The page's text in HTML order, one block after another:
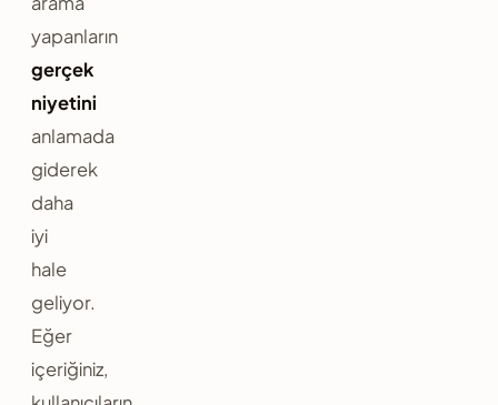
yapanların
gerçek
niyetini
anlamada
giderek
daha
iyi
hale
geliyor.
Eğer
içeriğiniz,